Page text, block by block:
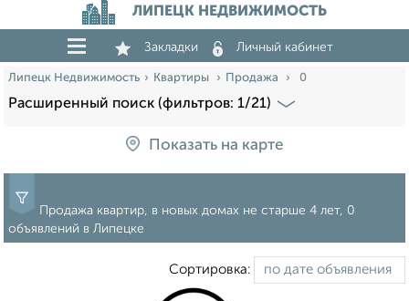
ЛИПЕЦК НЕДВИЖИМОСТЬ
Закладки Личный кабинет
Липецк Недвижимость Квартиры Продажа 0
Расширенный поиск (фильтров: 1/21)
Показать на карте
Продажа квартир, в новых домах не старше 4 лет, 0
объявлений в Липецке
Сортировка: